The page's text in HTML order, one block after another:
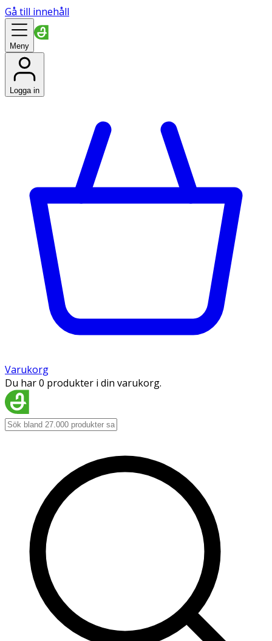
Gå till innehåll
Meny
Logga in
Varukorg
Du har 0 produkter i din varukorg.